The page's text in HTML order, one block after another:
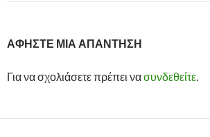
ΑΦΉΣΤΕ ΜΙΑ ΑΠΆΝΤΗΣΗ
Για να σχολιάσετε πρέπει νασυνδεθείτε.